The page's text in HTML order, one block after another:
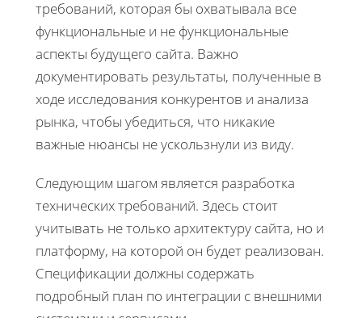
требований, которая бы охватывала все
функциональные и не функциональные
аспекты будущего сайта. Важно
документировать результаты, полученные в
ходе исследования конкурентов и анализа
рынка, чтобы убедиться, что никакие
важные нюансы не ускользнули из виду.
Следующим шагом является разработка
технических требований. Здесь стоит
учитывать не только архитектуру сайта, но и
платформу, на которой он будет реализован.
Спецификации должны содержать
подробный план по интеграции с внешними